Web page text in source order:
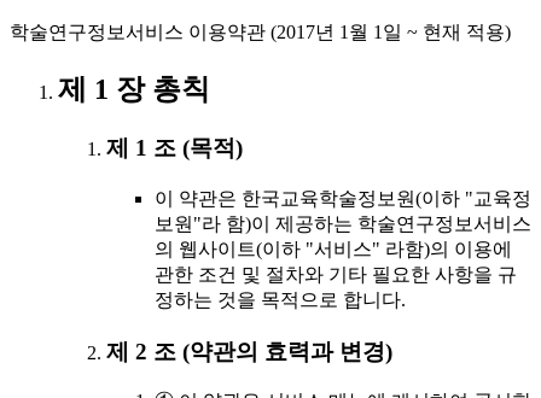
학술연구정보서비스 이용약관 (2017년 1월 1일 ~ 현재 적용)
제 1 장 총칙
제 1 조 (목적)
이 약관은 한국교육학술정보원(이하 "교육정
보원"라 함)이 제공하는 학술연구정보서비스
의 웹사이트(이하 "서비스" 라함)의 이용에
관한 조건 및 절차와 기타 필요한 사항을 규
정하는 것을 목적으로 합니다.
제 2 조 (약관의 효력과 변경)